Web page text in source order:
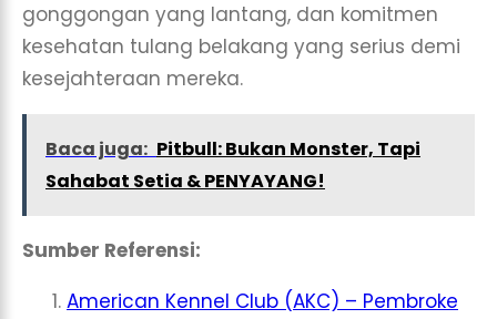
gonggongan yang lantang, dan komitmen
kesehatan tulang belakang yang serius demi
kesejahteraan mereka.
Baca juga: Pitbull: Bukan Monster, Tapi
Sahabat Setia & PENYAYANG!
Sumber Referensi:
American Kennel Club (AKC) – Pembroke